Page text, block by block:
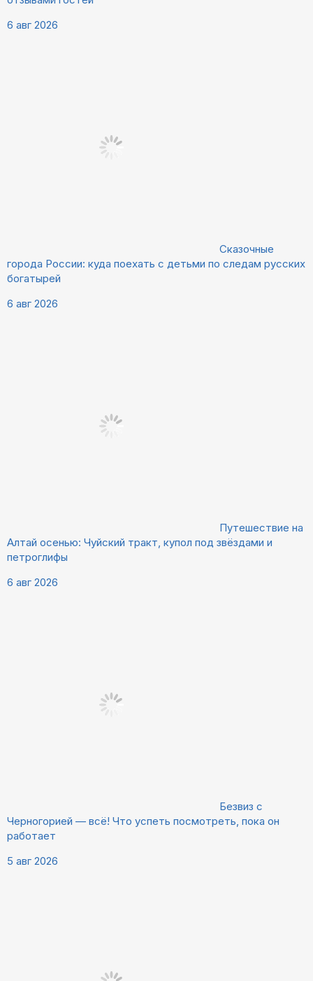
6 авг 2026
Сказочные
города России: куда поехать с детьми по следам русских
богатырей
6 авг 2026
Путешествие на
Алтай осенью: Чуйский тракт, купол под звёздами и
петроглифы
6 авг 2026
Безвиз с
Черногорией — всё! Что успеть посмотреть, пока он
работает
5 авг 2026